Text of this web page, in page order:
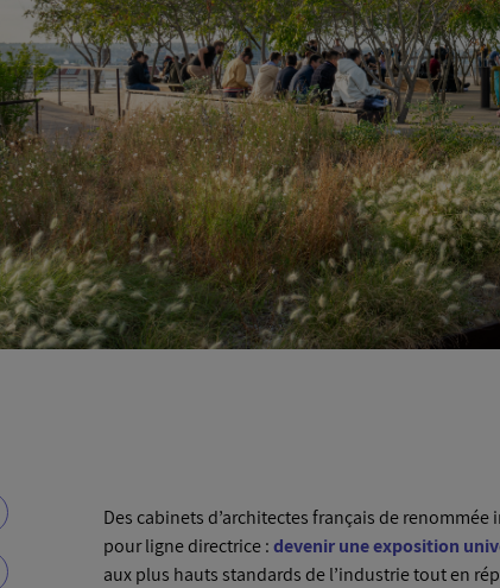
Des cabinets d’architectes français de
pour ligne directrice :devenir une exposition
aux plus hauts standards de l’industrie tout en